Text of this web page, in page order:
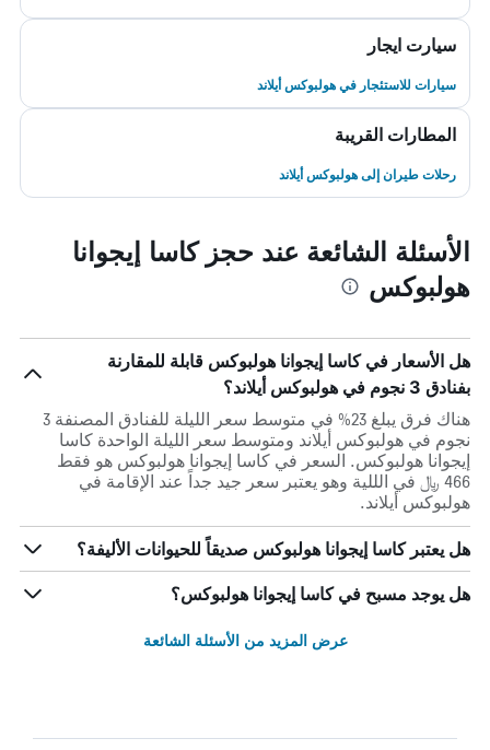
سيارت ايجار
سيارات للاستئجار في هولبوكس أيلاند
المطارات القريبة
رحلات طيران إلى هولبوكس أيلاند
الأسئلة الشائعة عند حجز كاسا إيجوانا
هولبوكس
هل الأسعار في كاسا إيجوانا هولبوكس قابلة للمقارنة
بفنادق 3 نجوم في هولبوكس أيلاند؟
هناك فرق يبلغ 23% في متوسط ​​سعر الليلة للفنادق المصنفة 3
نجوم في هولبوكس أيلاند ومتوسط ​​سعر الليلة الواحدة كاسا
إيجوانا هولبوكس. السعر في كاسا إيجوانا هولبوكس هو فقط
466 ﷼ في الللية وهو يعتبر سعر جيد جداً عند الإقامة في
هولبوكس أيلاند.
هل يعتبر كاسا إيجوانا هولبوكس صديقاً للحيوانات الأليفة؟
هل يوجد مسبح في كاسا إيجوانا هولبوكس؟
عرض المزيد من الأسئلة الشائعة